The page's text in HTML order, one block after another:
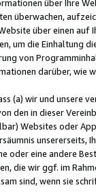
über Ihre
überwachen,
über einen
um die Einhaltung
von
darüber, wie
(a) wir und
den in dieser
Websites oder
unsererseits,
oder eine andere
die wir ggf. im
sind, wenn sie